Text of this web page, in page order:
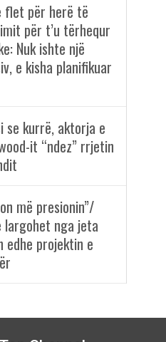
flet për herë të
për t’u tërhequr
Nuk ishte një
e kisha planifikuar
se kurrë, aktorja e
it “ndez” rrjetin
më presionin”/
largohet nga jeta
edhe projektin e